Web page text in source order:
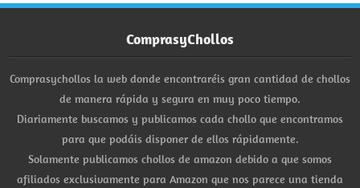
ComprasyChollos
Comprasychollos la web donde encontraréis gran cantidad de chollos
de manera rápida y segura en muy poco tiempo.
Diariamente buscamos y publicamos cada chollo que encontramos
para que podáis disponer de ellos rápidamente.
Solamente publicamos chollos de amazon debido a que somos
afiliados exclusivamente para Amazon que nos parece una tienda